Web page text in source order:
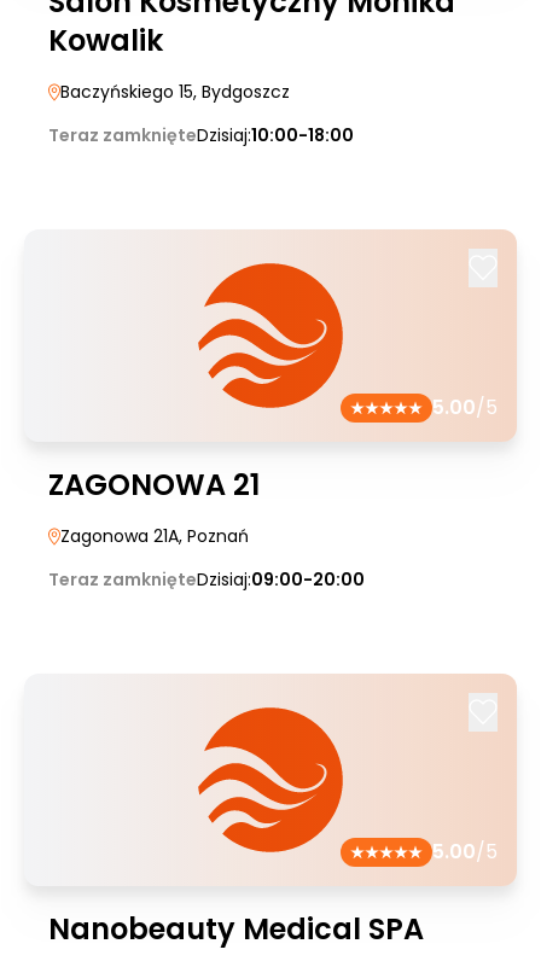
Kowalik
Baczyńskiego 15, Bydgoszcz
Teraz zamknięteDzisiaj:10:00-18:00
5.00/5
ZAGONOWA 21
Zagonowa 21A, Poznań
Teraz zamknięteDzisiaj:09:00-20:00
5.00/5
Nanobeauty Medical SPA